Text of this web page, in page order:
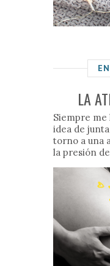
LA
Siempre
idea de
torno a una
la presión